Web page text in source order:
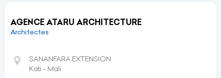
AGENCE ATARU ARCHITECTURE
Architectes
SANANFARA EXTENSION
Kati - Mali